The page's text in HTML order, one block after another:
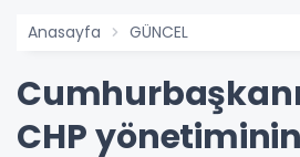
Anasayfa GÜNCEL
CHP